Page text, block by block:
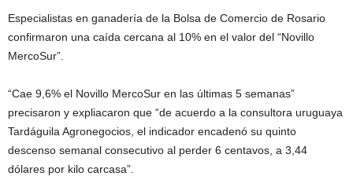
Especialistas en ganadería de la Bolsa de Comercio de Rosario
confirmaron una caída cercana al 10% en el valor del “Novillo
MercoSur”.
“Cae 9,6% el Novillo MercoSur en las últimas 5 semanas”
precisaron y expliacaron que “de acuerdo a la consultora uruguaya
Tardáguila Agronegocios, el indicador encadenó su quinto
descenso semanal consecutivo al perder 6 centavos, a 3,44
dólares por kilo carcasa”.